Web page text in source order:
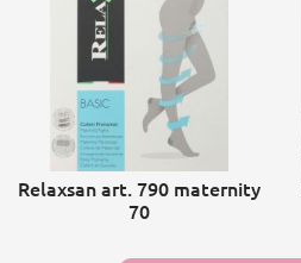
Relaxsan art. 790 maternity
70